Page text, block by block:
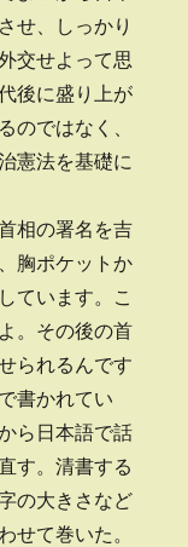
せ、しっかり
交せよって思
後に盛り上が
のではなく、
憲法を基礎に
相の署名を吉
胸ポケットか
ています。こ
。その後の首
られるんです
書かれてい
ら日本語で話
す。清書する
の大きさなど
せて巻いた。